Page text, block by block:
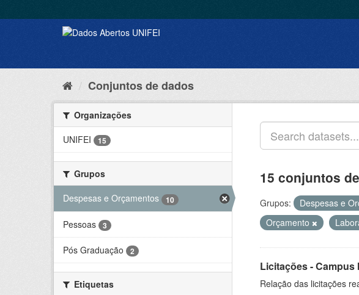
Conjuntos de dados
Organizações
UNIFEI
15
Grupos
Despesas e Orçamentos
10
Pessoas 3
Pós Graduação 2
Etiquetas
15 conjuntos
Grupos: Despesas e
Orçamento
Licitações - Campus
Relação das licitações